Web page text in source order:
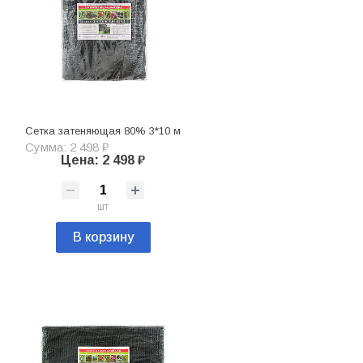
Сетка затеняющая 80% 3*10 м
Сумма: 2 498 ₽
Цена: 2 498 ₽
шт
В корзину